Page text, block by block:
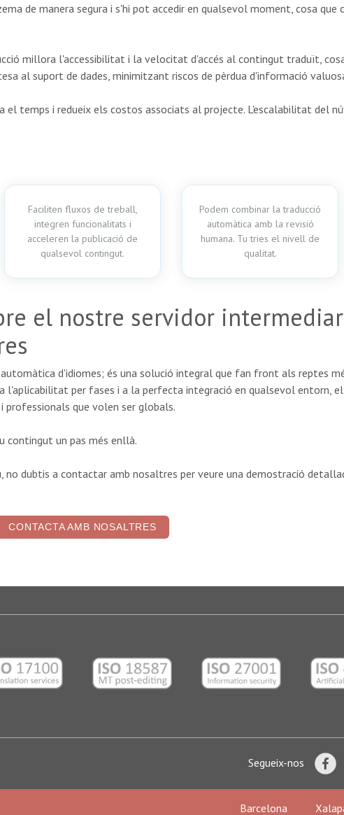
de manera segura i s'hi pot accedir en qualsevol moment, cosa que
millora l'accessibilitat i la velocitat d'accés al contingut traduït,
al suport de dades, minimitzant riscos de pèrdua d'informació
temps i redueix els costos associats al projecte. L'escalabilitat del
Faciliten fluxos de treball,
integren funcionalitats i
acceleren la publicació de
qualsevol contingut.
Podem combinar la traducció
automàtica amb la revisió
humana. Tu tries el nivell de
qualitat.
el nostre servidor
d'idiomes; és una solució integral que fan front als reptes
per fases i a la perfecta integració en qualsevol entorn,
professionals que volen ser globals.
contingut un pas més enllà.
dubtis a contactar amb nosaltres per veure una demostració
CONTACTA AMB NOSALTRES
Segueix-nos
Barcelona